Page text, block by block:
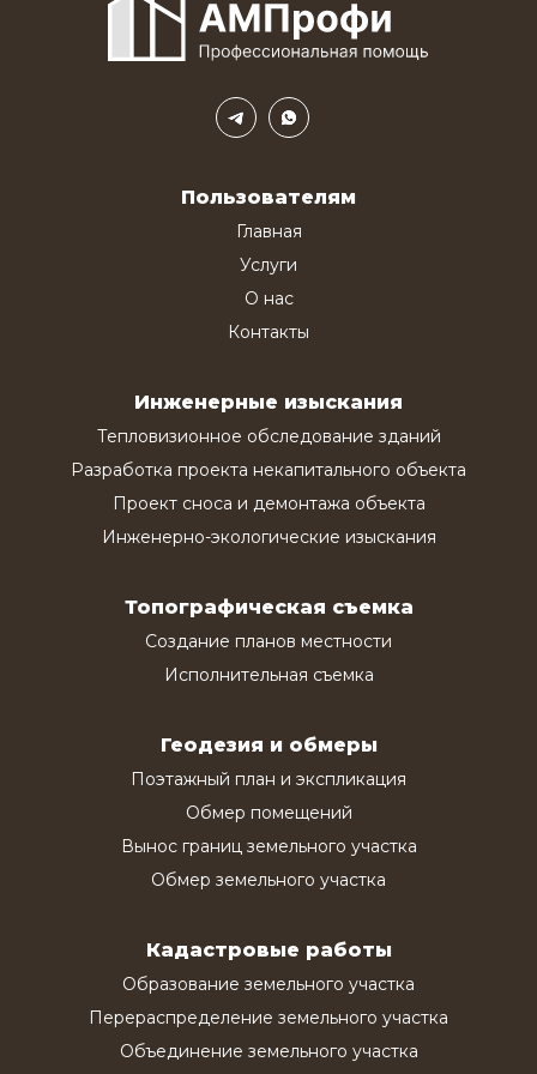
Пользователям
Главная
Услуги
О нас
Контакты
Инженерные изыскания
Тепловизионное обследование зданий
Разработка проекта некапитального объекта
Проект сноса и демонтажа объекта
Инженерно-экологические изыскания
Топографическая съемка
Создание планов местности
Исполнительная съемка
Геодезия и обмеры
Поэтажный план и экспликация
Обмер помещений
Вынос границ земельного участка
Обмер земельного участка
Кадастровые работы
Образование земельного участка
Перераспределение земельного участка
Объединение земельного участка